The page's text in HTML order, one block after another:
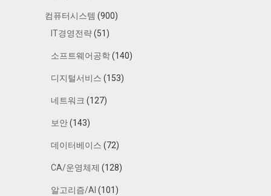
컴퓨터시스템 (900)
IT경영전략(51)
소프트웨어공학(140)
디지털서비스 (153)
네트워크 (127)
보안(143)
데이터베이스 (72)
CA/운영체제 (128)
알고리즘/AI (101)